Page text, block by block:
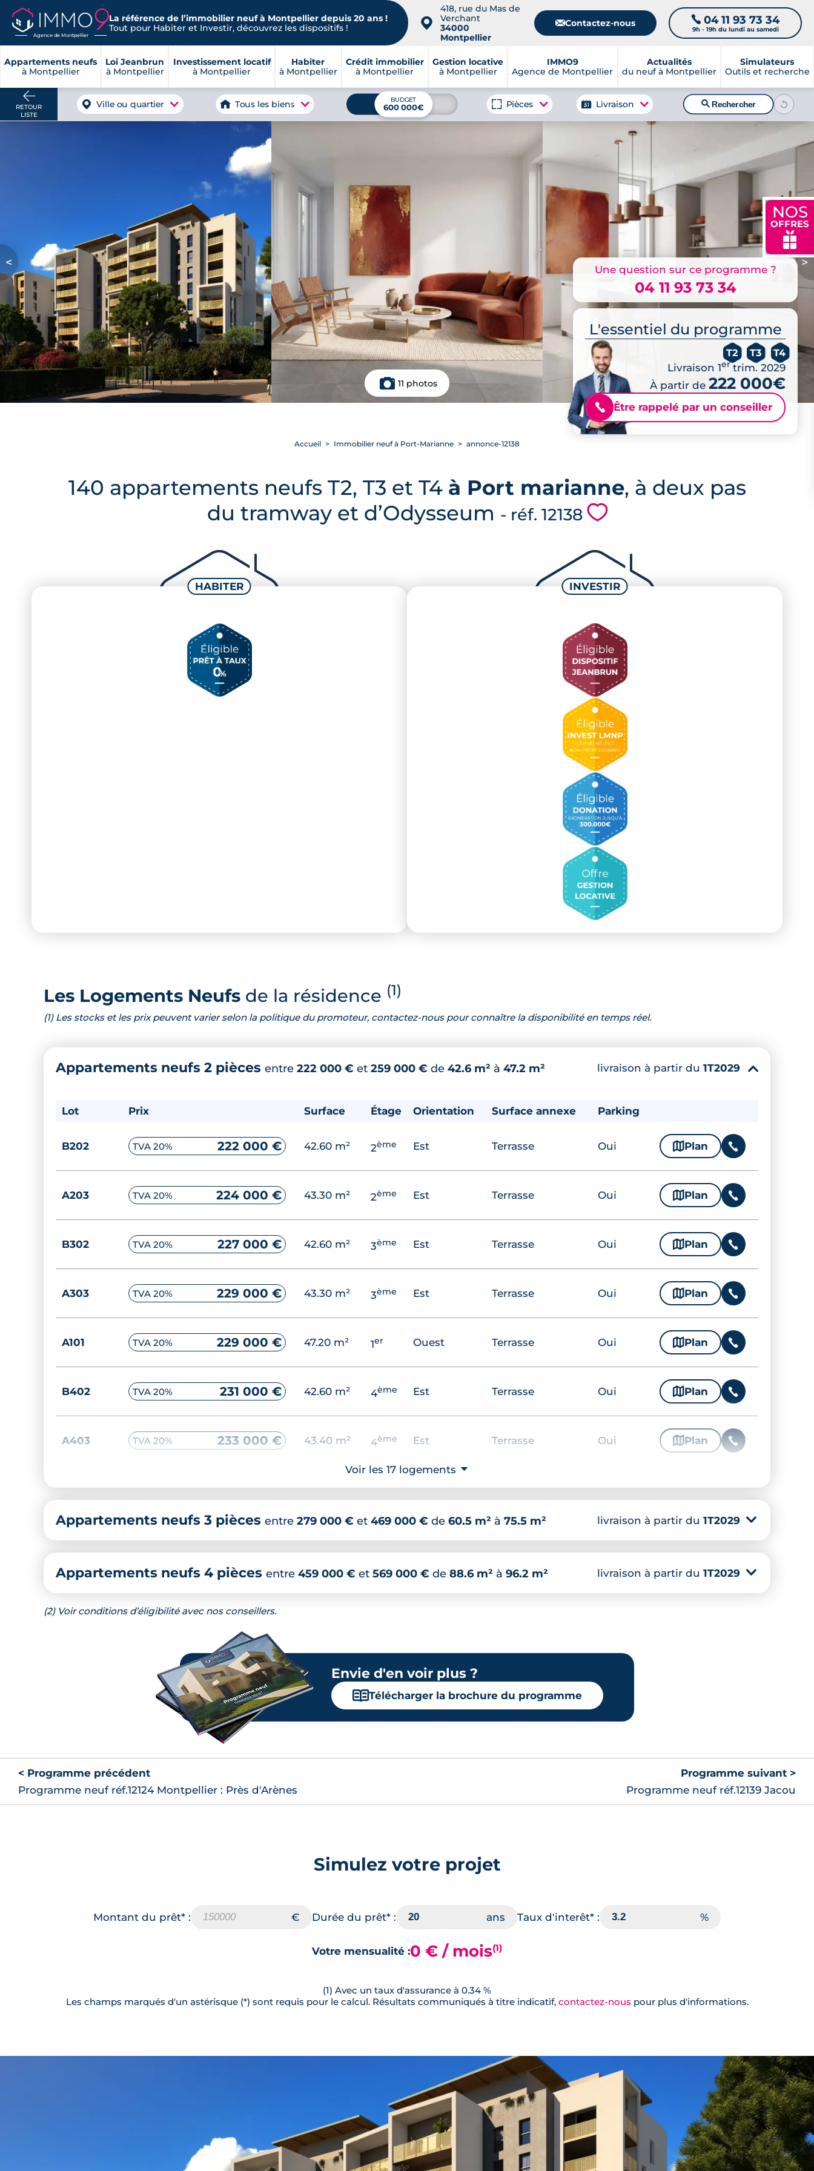
Agence de Montpellier
La référence de l’immobilier neuf à Montpellier depuis 20 ans !
Tout pour Habiter et Investir, découvrez les dispositifs !
📍
418, rue du Mas de
Verchant
34000
Montpellier
📧Contactez-nous 📞 04 11 93 73 34
9h - 19h du lundi au samedi
Appartements neufs
à Montpellier
Loi Jeanbrun
à Montpellier
Investissement locatif
à Montpellier
Habiter
à Montpellier
Crédit immobilier
à Montpellier
Gestion locative
à Montpellier
IMMO9
Agence de Montpellier
Actualités
du neuf à Montpellier
Simulateurs
Outils et recherche
NOS
OFFRES
🎁
RETOUR
LISTE
Ville ou quartier Tous les biens BUDGET
600 000€ Pièces Livraison 🔍Rechercher
< >
11 photos
Une question sur ce programme ?
04 11 93 73 34
L'essentiel du programme
T2 T3 T4
Livraison 1ertrim. 2029
À partir de 222 000€
📞 Être rappelé par un conseiller
Accueil Immobilier neuf à Port-Marianne annonce-12138
140 appartements neufs T2, T3 et T4 à Port marianne, à deux pas
du tramway et d’Odysseum - réf. 12138 💗
Les Logements Neufs de la résidence (1)
(1) Les stocks et les prix peuvent varier selon la politique du promoteur, contactez-nous pour connaître la disponibilité en temps réel.
Appartements neufs 2 pièces entre 222 000 € et 259 000 € de 42.6 m² à 47.2 m² livraison à partir du 1T2029 ▾
Lot Prix Surface Étage Orientation Surface annexe Parking
B202 TVA 20% 222 000 € 42.60 m² 2ème Est Terrasse Oui 🗞 Plan 📞
A203 TVA 20% 224 000 € 43.30 m² 2ème Est Terrasse Oui 🗞 Plan 📞
B302 TVA 20% 227 000 € 42.60 m² 3ème Est Terrasse Oui 🗞 Plan 📞
A303 TVA 20% 229 000 € 43.30 m² 3ème Est Terrasse Oui 🗞 Plan 📞
A101 TVA 20% 229 000 € 47.20 m² 1er Ouest Terrasse Oui 🗞 Plan 📞
B402 TVA 20% 231 000 € 42.60 m² 4ème Est Terrasse Oui 🗞 Plan 📞
A403 TVA 20% 233 000 € 43.40 m² 4ème Est Terrasse Oui 🗞Plan 📞
A201 TVA 20% 234 000 € 47.20 m² 1er Ouest Terrasse Oui 🗞Plan 📞
A503 TVA 20% 235 000 € 43.40 m² 5 Est Terrasse Oui 🗞Plan 📞
237 000 €
TVA 20% 239 000 € 43.40 m² ème Oui
239 000 €
TVA 20% 242 000 € 📞
Terrasse
Voir les 17 logements ⮟
Appartements neufs 3 pièces entre 279 000 € et 469 000 € de 60.5 m² à 75.5 m² livraison à partir du 1T2029 ▾
Appartements neufs 4 pièces entre 459 000 € et 569 000 € de 88.6 m² à 96.2 m² livraison à partir du 1T2029 ▾
(2) Voir conditions d’éligibilité avec nos conseillers.
Envie d'en voir plus ?
📖Télécharger la brochure du programme
< Programme précédent
Programme neuf réf.12124 Montpellier : Près d'Arènes
Programme suivant >
Programme neuf réf.12139 Jacou
Simulez votre projet
Montant du prêt* : Durée du prêt* : Taux d'interêt* :
Votre mensualité :0 € / mois(1)
(1) Avec un taux d'assurance à 0.34 %
Les champs marqués d'un astérisque (*) sont requis pour le calcul. Résultats communiqués à titre indicatif, contactez-nous pour plus d'informations.